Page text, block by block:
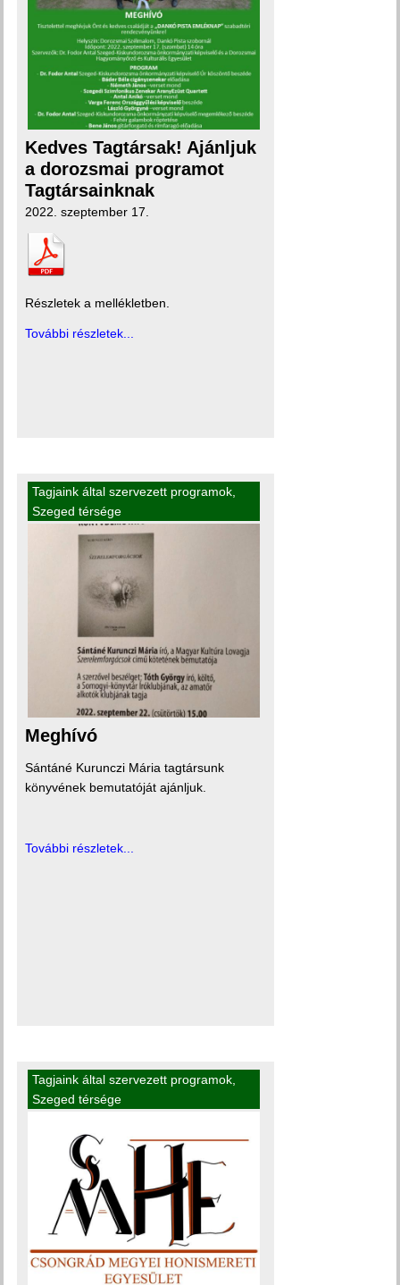
Kedves Tagtársak! Ajánljuk
a dorozsmai programot
Tagtársainknak
2022. szeptember 17.
Részletek a mellékletben.
További részletek...
Tagjaink által szervezett programok
Szeged térsége
Meghívó
Sántáné Kurunczi Mária tagtársunk
könyvének bemutatóját ajánljuk.
További részletek...
Tagjaink által szervezett programok
Szeged térsége